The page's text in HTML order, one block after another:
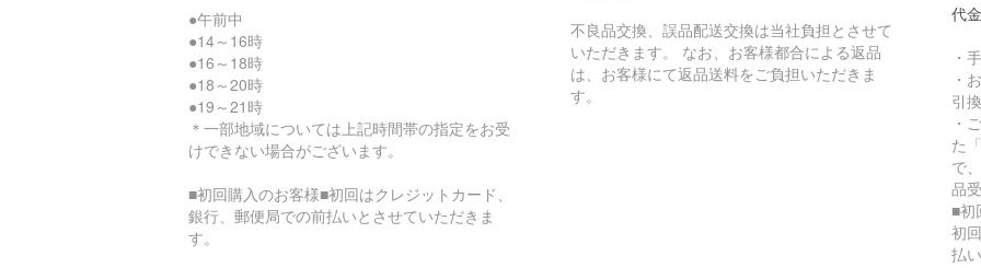
●午前中
●14～16時
●16～18時
●18～20時
●19～21時
＊一部地域については上記時間帯の指定をお受
けできない場合がございます。
■初回購入のお客様■初回はクレジットカード、
銀行、郵便局での前払いとさせていただきま
す。
不良品交換、誤品配送交換は当社負担とさせて
いただきます。 なお、お客様都合による返品
は、お客様にて返品送料をご負担いただきま
す。
代
・
・
引
・
た
で
品
■初
初
払